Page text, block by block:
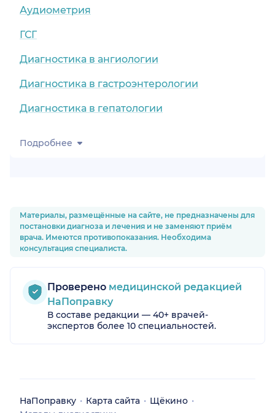
Аудиометрия
ГСГ
Диагностика в ангиологии
Диагностика в гастроэнтерологии
Диагностика в гепатологии
Подробнее
Материалы, размещённые на сайте, не предназначены для
постановки диагноза и лечения и не заменяют приём
врача. Имеются противопоказания. Необходима
консультация специалиста.
Проверено медицинской редакцией
НаПоправку
В составе редакции — 40+ врачей-
экспертов более 10 специальностей.
НаПоправку Карта сайта
Щёкино